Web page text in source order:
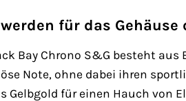
für das Gehäuse
Bay Chrono S&G besteht
Note, ohne dabei ihren
Gelbgold für einen Hauch von